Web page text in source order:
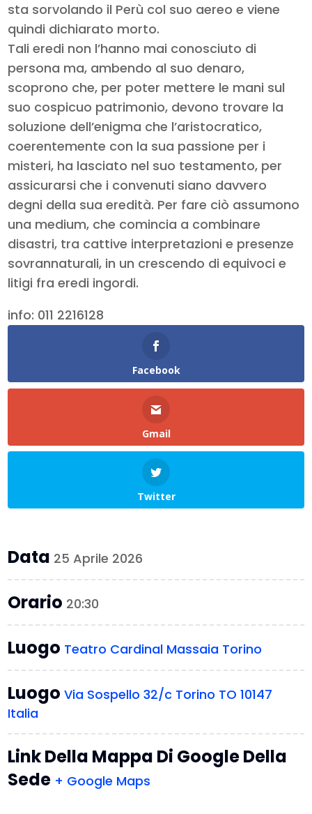
sta sorvolando il Perù col suo aereo e viene
quindi dichiarato morto.
Tali eredi non l’hanno mai conosciuto di
persona ma, ambendo al suo denaro,
scoprono che, per poter mettere le mani sul
suo cospicuo patrimonio, devono trovare la
soluzione dell’enigma che l’aristocratico,
coerentemente con la sua passione per i
misteri, ha lasciato nel suo testamento, per
assicurarsi che i convenuti siano davvero
degni della sua eredità. Per fare ciò assumono
una medium, che comincia a combinare
disastri, tra cattive interpretazioni e presenze
sovrannaturali, in un crescendo di equivoci e
litigi fra eredi ingordi.
info: 011 2216128
Facebook
Gmail
Twitter
Data 25 Aprile 2026
Orario 20:30
Luogo Teatro Cardinal Massaia Torino
LuogoVia Sospello 32/c Torino TO 10147
Italia
Link Della Mappa Di Google Della
Sede + Google Maps